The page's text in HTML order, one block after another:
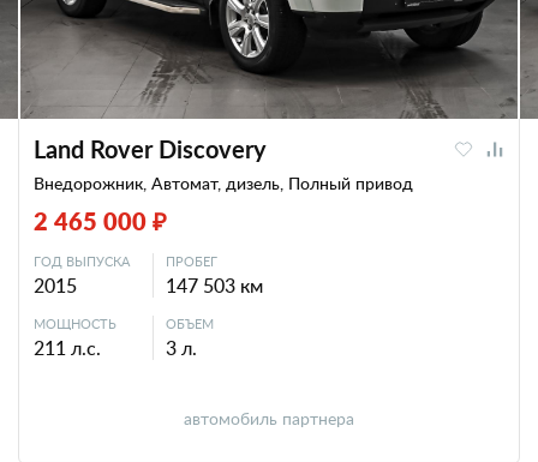
Land Rover Discovery
Внедорожник, Автомат, дизель, Полный привод
2 465 000 ₽
ГОД ВЫПУСКА
2015
ПРОБЕГ
147 503 км
МОЩНОСТЬ
211 л.с.
ОБЪЕМ
3 л.
автомобиль партнера